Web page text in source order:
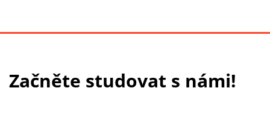
Začněte studovat s námi!